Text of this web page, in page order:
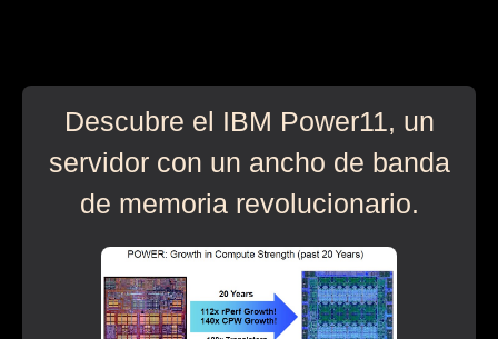
Descubre el IBM Power11, un
servidor con un ancho de banda
de memoria revolucionario.